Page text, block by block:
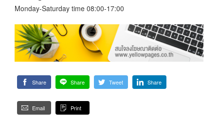
Monday-Saturday time 08:00-17:00
Share Share Tweet Share
Email Print